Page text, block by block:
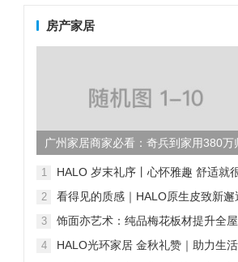
房产家居
广州家居商家必看：奇兵到家用380万
傅堵住售后漏洞
1
HALO 岁末礼序丨心怀雅趣 舒适就
2
看得见的质感｜HALO原生皮致新邂
3
饰面亦艺术：纯品梅花板材提升全
4
HALO光环家居 金秋礼赞｜助力生